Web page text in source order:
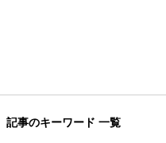
記事のキーワード 一覧